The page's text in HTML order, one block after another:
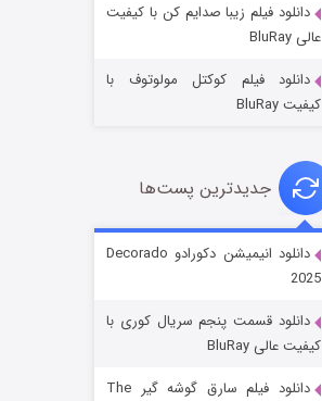
جادوگری در مغولستان
قسمت ۶ (زیرنویس)
دانلود فیلم زیبا صدایم کن با کیفیت
عالی BluRay
دانلود فیلم کوکتل مولوتوف با
کیفیت BluRay
جدیدترین پست‌ها
دانلود انیمیشن دکورادو Decorado
2025
دانلود قسمت پنجم سریال کوری با
کیفیت عالی BluRay
دانلود فیلم سارق گوشه گیر The